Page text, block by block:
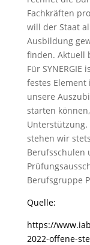
Fachkräften
will der Staat
Ausbildung
finden. Aktuell
Für
festes
unsere
starten
stehen wir
Berufsschulen
Berufsgruppe
Quelle:
https://
2022-offene-